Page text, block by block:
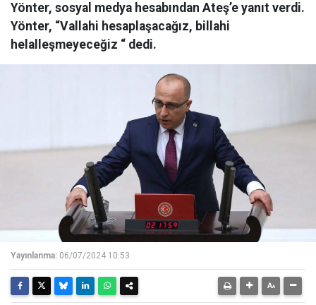
Yönter, sosyal medya hesabından Ateş’e yanıt verdi.
Yönter, “Vallahi hesaplaşacağız, billahi
helalleşmeyeceğiz “ dedi.
Yayınlanma: 06/07/2024 10:53